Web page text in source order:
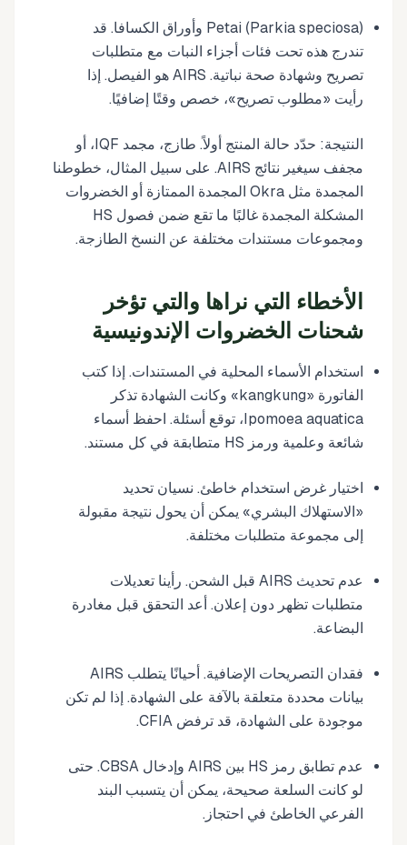
Petai (Parkia speciosa) وأوراق الكسافا. قد
تندرج هذه تحت فئات أجزاء النبات مع متطلبات
تصريح وشهادة صحة نباتية. AIRS هو الفيصل. إذا
رأيت «مطلوب تصريح»، خصص وقتًا إضافيًا.
النتيجة: حدّد حالة المنتج أولاً. طازج، مجمد IQF، أو
مجفف سيغير نتائج AIRS. على سبيل المثال، خطوطنا
المجمدة مثل Okra المجمدة الممتازة أو الخضروات
المشكلة المجمدة غالبًا ما تقع ضمن فصول HS
ومجموعات مستندات مختلفة عن النسخ الطازجة.
الأخطاء التي نراها والتي تؤخر
شحنات الخضروات الإندونيسية
استخدام الأسماء المحلية في المستندات. إذا كتب
الفاتورة «kangkung» وكانت الشهادة تذكر
Ipomoea aquatica، توقع أسئلة. احفظ أسماء
شائعة وعلمية ورمز HS متطابقة في كل مستند.
اختيار غرض استخدام خاطئ. نسيان تحديد
«الاستهلاك البشري» يمكن أن يحول نتيجة مقبولة
إلى مجموعة متطلبات مختلفة.
عدم تحديث AIRS قبل الشحن. رأينا تعديلات
متطلبات تظهر دون إعلان. أعد التحقق قبل مغادرة
البضاعة.
فقدان التصريحات الإضافية. أحيانًا يتطلب AIRS
بيانات محددة متعلقة بالآفة على الشهادة. إذا لم تكن
موجودة على الشهادة، قد ترفض CFIA.
عدم تطابق رمز HS بين AIRS وإدخال CBSA. حتى
لو كانت السلعة صحيحة، يمكن أن يتسبب البند
الفرعي الخاطئ في احتجاز.